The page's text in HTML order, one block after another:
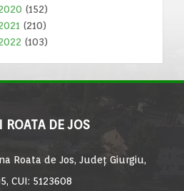
(152)
(210)
(103)
ROATA DE JOS
Roata de Jos, Județ Giurgiu,
CUI: 5123608